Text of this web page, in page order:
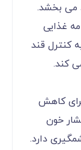
می بخشد.
غذایی
کنترل قند
کند.
کاهش
خون
دارد.